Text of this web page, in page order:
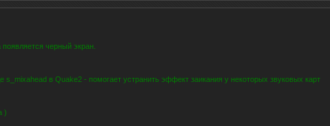
черный экран.
в Quake2 - помогает устранить эффект заикания у некоторых звуковых карт
)